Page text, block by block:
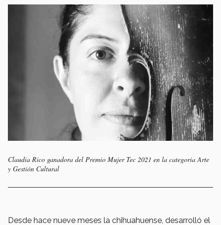
Claudia Rico ganadora del Premio Mujer Tec 2021 en la categoria Arte
y Gestión Cultural
Desde hace nueve meses la chihuahuense, desarrolló el